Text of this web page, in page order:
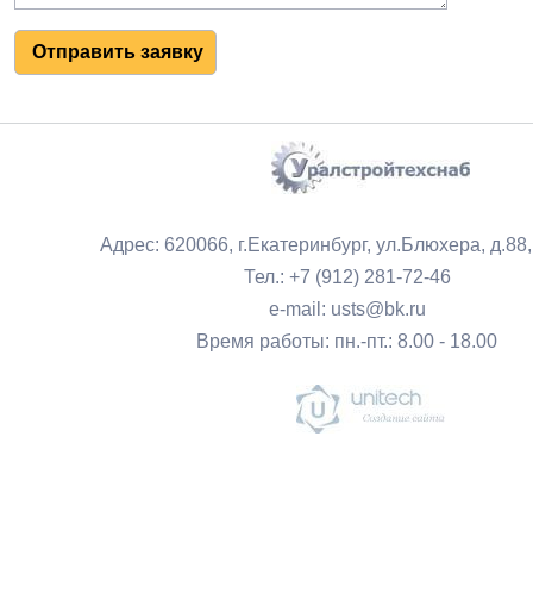
Адрес: 620066, г.Екатеринбург, ул.Блюхера,
Тел.: +7 (912) 281-72-46
e-mail: usts@bk.ru
Время работы: пн.-пт.: 8.00 - 18.00